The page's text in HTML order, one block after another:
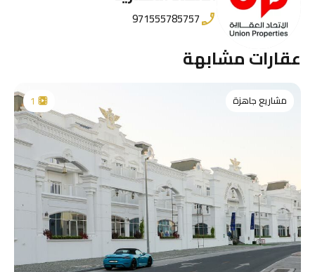
971555785757
عقارات مشابهة
مشاريع جاهزة 1